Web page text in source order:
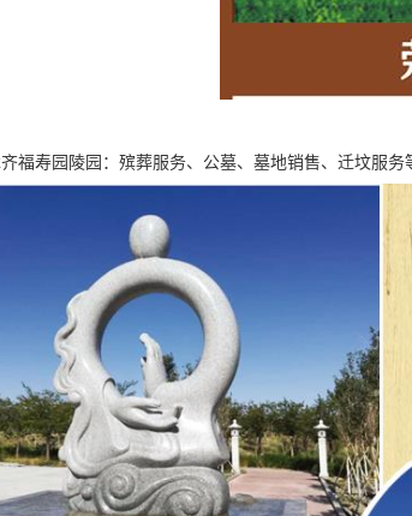
福寿园陵园：殡葬服务、公墓、墓地销售、迁坟服